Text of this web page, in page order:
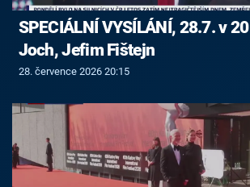
SPECIÁLNÍ VYSÍLÁNÍ, 28.7. v
Joch, Jefim Fištejn
28. července 2026 20:15